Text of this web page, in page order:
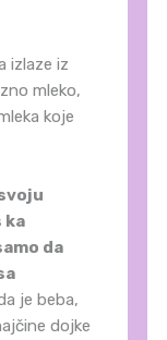
izlaze iz
mleko,
koje
ka
da
je beba,
dojke